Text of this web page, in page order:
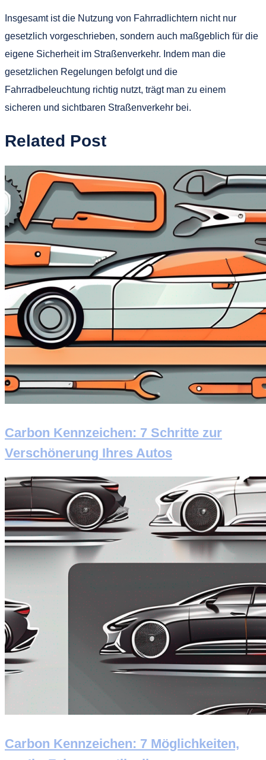
Insgesamt ist die Nutzung von Fahrradlichtern nicht nur
gesetzlich vorgeschrieben, sondern auch maßgeblich für die
eigene Sicherheit im Straßenverkehr. Indem man die
gesetzlichen Regelungen befolgt und die
Fahrradbeleuchtung richtig nutzt, trägt man zu einem
sicheren und sichtbaren Straßenverkehr bei.
Related Post
Carbon Kennzeichen: 7 Schritte zur
Verschönerung Ihres Autos
Carbon Kennzeichen: 7 Möglichkeiten,